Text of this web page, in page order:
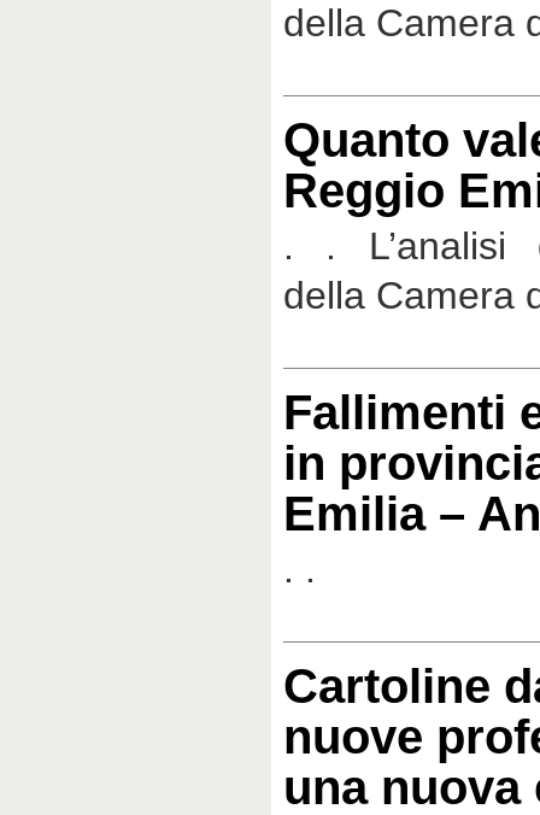
della Camera
Quanto
Reggio
. . L’analisi
della Camera
Fallimenti
in
Emilia –
. .
Cartoline
nuove
una nuova